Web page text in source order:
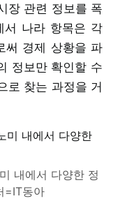
장 관련 정보를 폭
서 나라 항목은 각
써 경제 상황을 파
정보만 확인할 수
로 찾는 과정을 거
내에서 다양한 정
=IT동아